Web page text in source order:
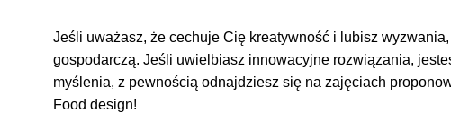
Jeśli uważasz, że cechuje Cię kreatywność i lubisz wyzwania,
gospodarczą. Jeśli uwielbiasz innowacyjne rozwiązania,
myślenia, z pewnością odnajdziesz się na zajęciach
Food design!